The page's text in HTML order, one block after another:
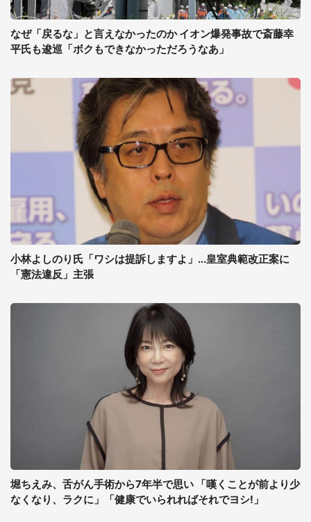
なぜ「戻るな」と言えなかったのか イオン爆発事故で斎藤幸
平氏も逡巡「ボクもできなかっただろうなあ」
小林よしのり氏「ワシは提訴しますよ」...皇室典範改正案に
「憲法違反」主張
堀ちえみ、舌がん手術から7年半で思い 「嘆くことが前より少
なくなり、ラクに」「健康でいられればそれでヨシ!」